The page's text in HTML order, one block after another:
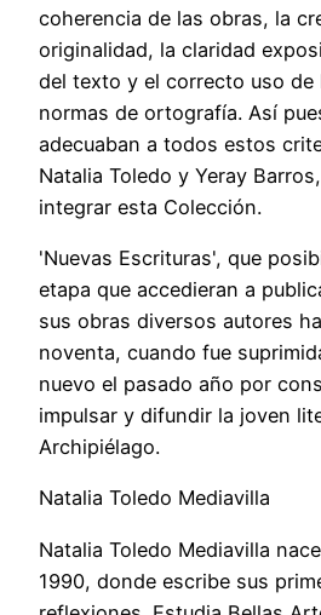
coherencia de las obras, la
originalidad, la claridad
del texto y el correcto uso de
normas de ortografía. Así
adecuaban a todos estos
Natalia Toledo y Yeray
integrar esta Colección.
'Nuevas Escrituras', que
etapa que accedieran a
sus obras diversos autores
noventa, cuando fue
nuevo el pasado año por
impulsar y difundir la joven
Archipiélago.
Natalia Toledo Mediavilla
Natalia Toledo Mediavilla
1990, donde escribe sus